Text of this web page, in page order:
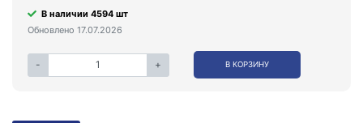
В наличии 4594 шт
Обновлено 17.07.2026
- + В КОРЗИНУ